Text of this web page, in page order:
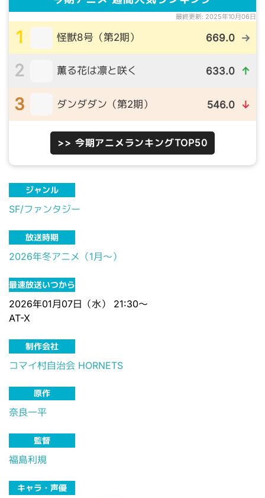
最終更新: 2025年10月06日
1 怪獣8号（第2期） 669.0 →
2 薫る花は凛と咲く 633.0 ↑
3 ダンダダン（第2期） 546.0 ↓
>> 今期アニメランキングTOP50
ジャンル
SF/ファンタジー
放送時期
2026年冬アニメ（1月～）
最速放送いつから
2026年01月07日（水） 21:30～
AT-X
制作会社
コマイ村自治会 HORNETS
原作
奈良一平
監督
福島利規
キャラ・声優